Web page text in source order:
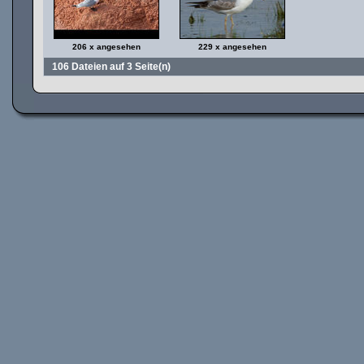
206 x angesehen 229 x angesehen
106 Dateien auf 3 Seite(n)